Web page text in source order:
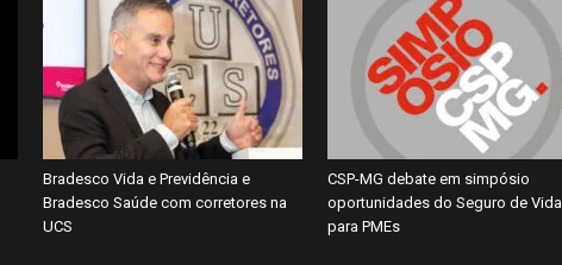
Bradesco Vida e Previdência e
Bradesco Saúde com corretores na
UCS
CSP-MG debate em simpósio
oportunidades do Seguro de Vida
para PMEs